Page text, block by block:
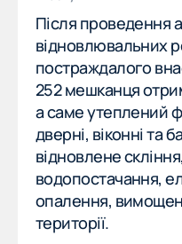
Після проведення
відновлювальних
постраждалого
252 мешканця
а саме утеплений
дверні, віконні та
відновлене
водопостачання,
опалення,
території.
НОВИНИ
Будівництво
Будівництво